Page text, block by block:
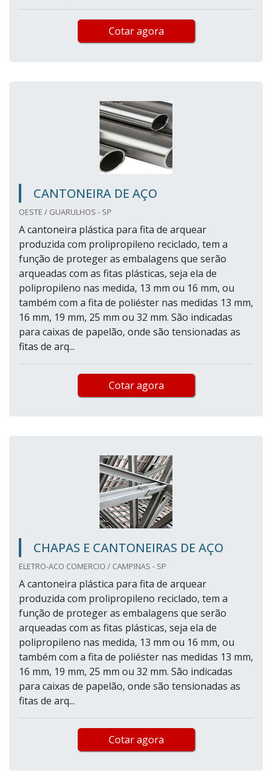
Cotar agora
CANTONEIRA DE AÇO
OESTE / GUARULHOS - SP
A cantoneira plástica para fita de arquear
produzida com prolipropileno reciclado, tem a
função de proteger as embalagens que serão
arqueadas com as fitas plásticas, seja ela de
polipropileno nas medida, 13 mm ou 16 mm, ou
também com a fita de poliéster nas medidas 13 mm,
16 mm, 19 mm, 25 mm ou 32 mm. São indicadas
para caixas de papelão, onde são tensionadas as
fitas de arq...
Cotar agora
CHAPAS E CANTONEIRAS DE AÇO
ELETRO-ACO COMERCIO / CAMPINAS - SP
A cantoneira plástica para fita de arquear
produzida com prolipropileno reciclado, tem a
função de proteger as embalagens que serão
arqueadas com as fitas plásticas, seja ela de
polipropileno nas medida, 13 mm ou 16 mm, ou
também com a fita de poliéster nas medidas 13 mm,
16 mm, 19 mm, 25 mm ou 32 mm. São indicadas
para caixas de papelão, onde são tensionadas as
fitas de arq...
Cotar agora